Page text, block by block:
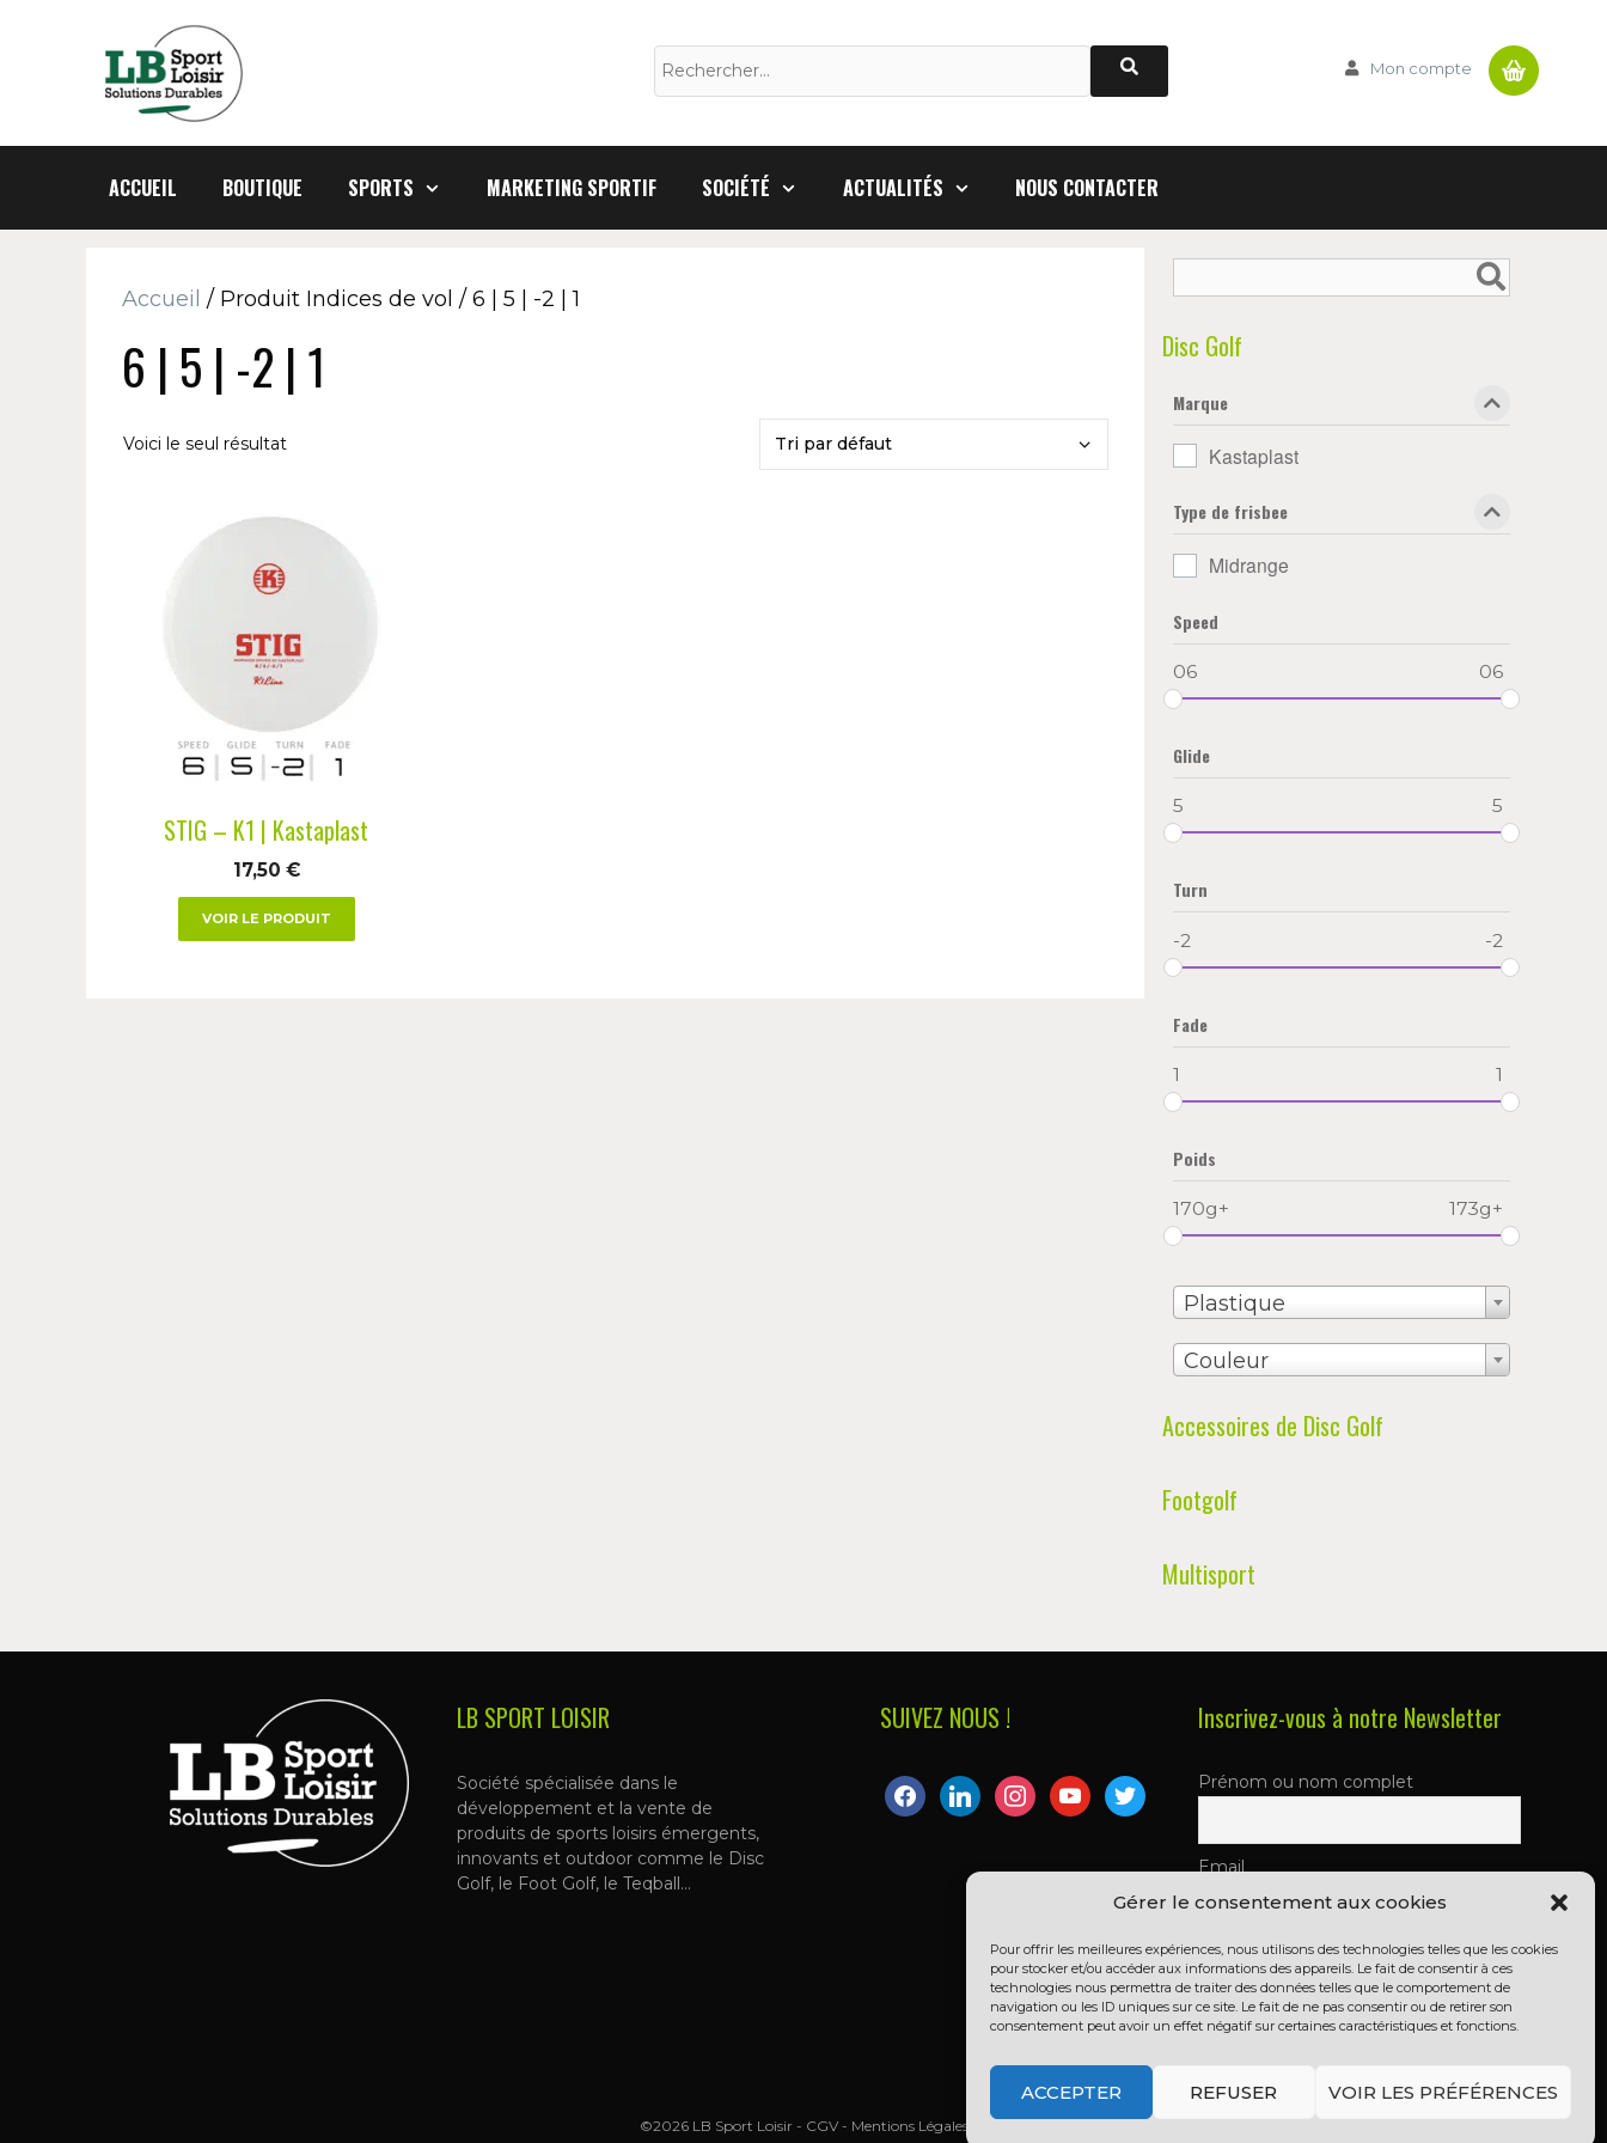
Gérer le consentement aux cookies
Pour offrir les meilleures expériences, nous utilisons des technologies telles que les cookies
pour stocker et/ou accéder aux informations des appareils. Le fait de consentir à ces
technologies nous permettra de traiter des données telles que le comportement de
navigation ou les ID uniques sur ce site. Le fait de ne pas consentir ou de retirer son
consentement peut avoir un effet négatif sur certaines caractéristiques et fonctions.
ACCEPTER REFUSER VOIR LES PRÉFÉRENCES
Rechercher : Mon compte Panier
ACCUEIL BOUTIQUE SPORTS MARKETING SPORTIF SOCIÉTÉ ACTUALITÉS NOUS CONTACTER
Accueil / Produit Indices de vol / 6 | 5 | -2 | 1
6 | 5 | -2 | 1
Voici le seul résultat
STIG – K1 | Kastaplast
17,50 €
VOIR LE PRODUIT
produit
options
peuvent
Disc Golf
Marque
Kastaplast
Type de frisbee
Midrange
Speed
06 06
Glide
5 5
Turn
-2 -2
Fade
1 1
Poids
170g+ 173g+
Plastique
Couleur
Accessoires de Disc Golf
Footgolf
Multisport
LB SPORT LOISIR
Société spécialisée dans le
développement et la vente de
produits de sports loisirs émergents,
innovants et outdoor comme le Disc
Golf, le Foot Golf, le Teqball…
SUIVEZ NOUS !
facebooklinkedininstagramyoutubetwitter
Inscrivez-vous à notre Newsletter
Prénom ou nom complet
Email
En continuant, vous acceptez la
politique de confidentialité
©2026 LB Sport Loisir - CGV- Mentions Légales